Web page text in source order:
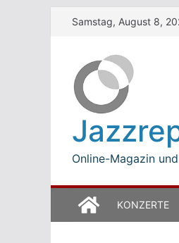
SkipSamstag, August 8,
Online-Magazin
KONZERTE